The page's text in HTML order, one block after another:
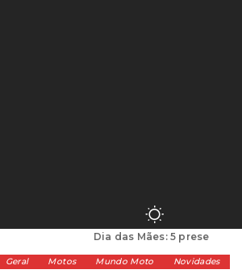
Dia das Mães: 5 presentes perfeitos para as mães motociclistas
Geral Motos Mundo Moto Novidades